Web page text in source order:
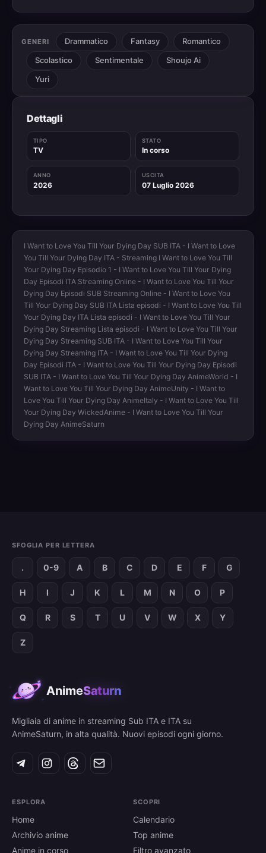
GENERI Drammatico Fantasy
Romantico
Scolastico
Sentimentale
Shoujo Ai
Yuri
Dettagli
TIPO
TV
STATO
In corso
ANNO
2026
USCITA
07 Luglio 2026
I Want to Love You Till Your Dying Day SUB ITA - I Want to Love
You Till Your Dying Day ITA - Streaming I Want to Love You Till
Your Dying Day Episodio 1 - I Want to Love You Till Your Dying
Day Episodi ITA Streaming Online - I Want to Love You Till Your
Dying Day Episodi SUB Streaming Online - I Want to Love You
Till Your Dying Day SUB ITA Lista episodi - I Want to Love You Till
Your Dying Day ITA Lista episodi - I Want to Love You Till Your
Dying Day Streaming Lista episodi - I Want to Love You Till Your
Dying Day Streaming SUB ITA - I Want to Love You Till Your
Dying Day Streaming ITA - I Want to Love You Till Your Dying
Day Episodi ITA - I Want to Love You Till Your Dying Day Episodi
SUB ITA - I Want to Love You Till Your Dying Day AnimeWorld - I
Want to Love You Till Your Dying Day AnimeUnity - I Want to
Love You Till Your Dying Day AnimeItaly - I Want to Love You Till
Your Dying Day WickedAnime - I Want to Love You Till Your
Dying Day AnimeSaturn
SFOGLIA PER LETTERA
. 0-9 A B C D E F G
H I J K L M N O P
Q R S T U V W X Y
Z
AnimeSaturn
Migliaia di anime in streaming Sub ITA e ITA su
AnimeSaturn, in alta qualità. Nuovi episodi ogni giorno.
ESPLORA
Home
Archivio anime
Anime in corso
SCOPRI
Calendario
Top anime
Filtro avanzato